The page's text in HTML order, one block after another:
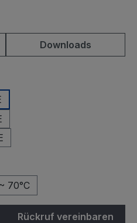
Downloads
70°C
Rückruf vereinbaren